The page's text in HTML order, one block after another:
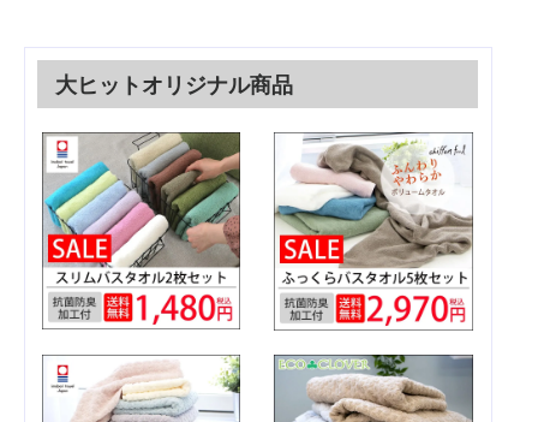
大ヒットオリジナル商品